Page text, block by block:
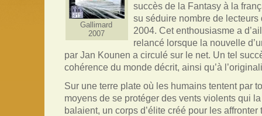
Gallimard
2007
succès de la Fantasy à la
su séduire nombre de
2004. Cet enthousiasme a
relancé lorsque la nouvelle
par Jan Kounen a circulé sur le net. Un tel
cohérence du monde décrit, ainsi qu’à
Sur une terre plate où les humains tentent par
moyens de se protéger des vents violents qui la
balaient, un corps d’élite créé pour les affronter